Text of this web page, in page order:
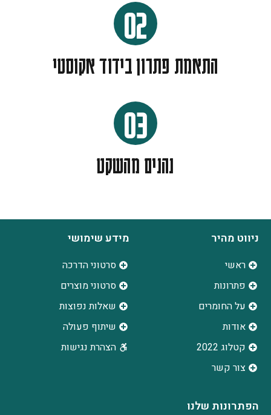
02
התאמת פתרון בידוד אקוסטי
03
נהנים מהשקט
ניווט מהיר
ראשי
פתרונות
על החומרים
אודות
קטלוג 2022
צור קשר
מידע שימושי
סרטוני הדרכה
סרטוני מוצרים
שאלות נפוצות
שיתוף פעולה
הצהרת נגישות
הפתרונות שלנו